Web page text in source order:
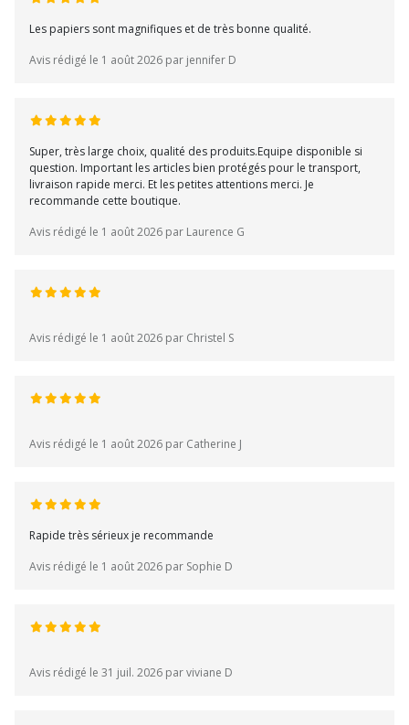
Les papiers sont magnifiques et de très bonne qualité.
Avis rédigé le 1 août 2026 par jennifer D
Super, très large choix, qualité des produits.Equipe disponible si
question. Important les articles bien protégés pour le transport,
livraison rapide merci. Et les petites attentions merci. Je
recommande cette boutique.
Avis rédigé le 1 août 2026 par Laurence G
Avis rédigé le 1 août 2026 par Christel S
Avis rédigé le 1 août 2026 par Catherine J
Rapide très sérieux je recommande
Avis rédigé le 1 août 2026 par Sophie D
Avis rédigé le 31 juil. 2026 par viviane D